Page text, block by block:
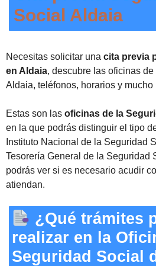
Social Aldaia
Necesitas solicitar una cita previa
en Aldaia, descubre las oficinas
Aldaia, teléfonos, horarios y mucho
Estas son las oficinas de la
en la que podrás distinguir el tipo
Instituto Nacional de la Seguridad
Tesorería General de la Seguridad
podrás ver si es necesario acudir
atiendan.
¿Qué trámites
realizar en la
Seguridad Social